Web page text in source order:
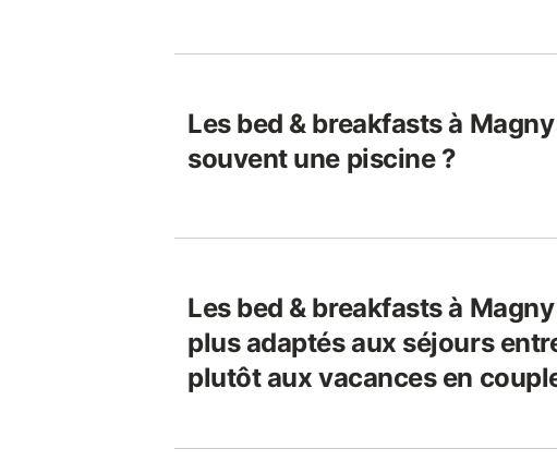
Les bed & breakfasts à
souvent une piscine ?
Les bed & breakfasts à
plus adaptés aux séjours
plutôt aux vacances en